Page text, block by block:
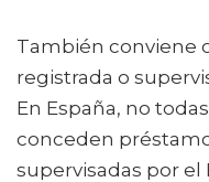
También conviene
registrada o
En España, no
conceden
supervisadas por el